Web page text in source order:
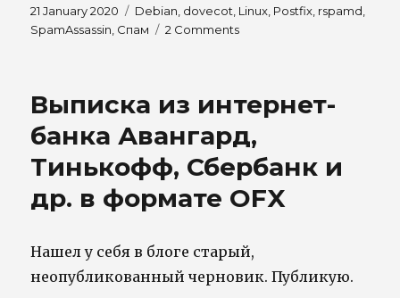
Posted
on
21 January 2020 Tags
Debian, dovecot, Linux, Postfix, rspamd,
SpamAssassin, Спам 2 Commentson
в
2020
(rpamd,
SpamAssassin
и
нейросети)
Выписка из интернет-
банка Авангард,
Тинькофф, Сбербанк и
др. в формате OFX
Нашел у себя в блоге старый,
неопубликованный черновик. Публикую.